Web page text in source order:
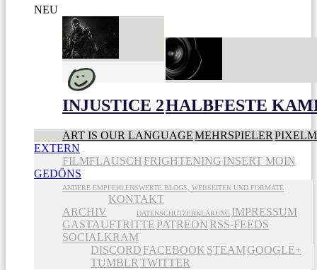
NEU
INJUSTICE 2HALBFESTE
ART IS OUR LANGUAGEMEHRSPIELER
EXTERN
FILMFLAUSCH FRIGHTENING INSERT MOIN
GEDÖNS
ANDERE EMPFEHLENSWERTE BLOGS, WEBSEITEN UND FORMATE
ARCHIV
KONTAKT
DATENSCHUTZERKLÄRUNG IMPRESSUM
GASTAUFTRITTE PATREON RSS-FEEDS
SOCIALKRAM
DISCORD FACEBOOK STEAMGOOGLE+
TUMBLR TWITTER